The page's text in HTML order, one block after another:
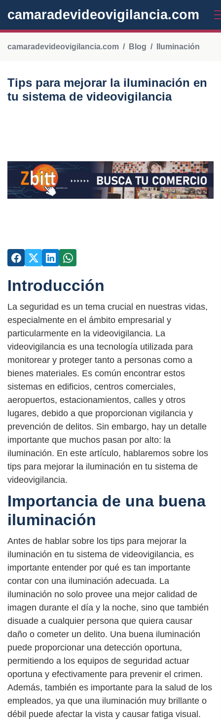
camaradevideovigilancia.com
camaradevideovigilancia.com Blog Iluminación
Tips para mejorar la iluminación en
tu sistema de videovigilancia
Introducción
La seguridad es un tema crucial en nuestras vidas,
especialmente en el ámbito empresarial y
particularmente en la videovigilancia. La
videovigilancia es una tecnología utilizada para
monitorear y proteger tanto a personas como a
bienes materiales. Es común encontrar estos
sistemas en edificios, centros comerciales,
aeropuertos, estacionamientos, calles y otros
lugares, debido a que proporcionan vigilancia y
prevención de delitos. Sin embargo, hay un detalle
importante que muchos pasan por alto: la
iluminación. En este artículo, hablaremos sobre los
tips para mejorar la iluminación en tu sistema de
videovigilancia.
Importancia de una buena
iluminación
Antes de hablar sobre los tips para mejorar la
iluminación en tu sistema de videovigilancia, es
importante entender por qué es tan importante
contar con una iluminación adecuada. La
iluminación no solo provee una mejor calidad de
imagen durante el día y la noche, sino que también
disuade a cualquier persona que quiera causar
daño o cometer un delito. Una buena iluminación
puede proporcionar una detección oportuna,
permitiendo a los equipos de seguridad actuar
oportuna y efectivamente para prevenir el crimen.
Además, también es importante para la salud de los
empleados, ya que una iluminación muy brillante o
débil puede afectar la vista y causar fatiga visual.